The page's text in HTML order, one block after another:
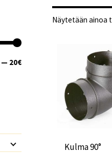
Näytetään ainoa
Kulma 90°
Minimihinta
Maksimihinta
— 20€